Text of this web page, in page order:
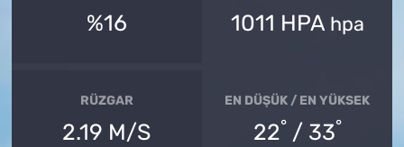
%16 1011 HPA hpa
RÜZGAR
2.19 M/S
EN DÜŞÜK / EN YÜKSEK
22° / 33°